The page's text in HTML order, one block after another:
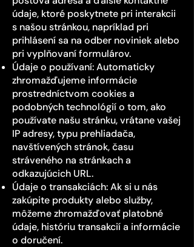
údaje, ktoré poskytnete pri interakcii
s našou stránkou, napríklad pri
prihlásení sa na odber noviniek alebo
pri vyplňovaní formulárov.
Údaje o používaní: Automaticky
zhromažďujeme informácie
prostredníctvom cookies a
podobných technológií o tom, ako
používate našu stránku, vrátane vašej
IP adresy, typu prehliadača,
navštívených stránok, času
stráveného na stránkach a
odkazujúcich URL.
Údaje o transakciách: Ak si u nás
zakúpite produkty alebo služby,
môžeme zhromažďovať platobné
údaje, históriu transakcií a informácie
o doručení.